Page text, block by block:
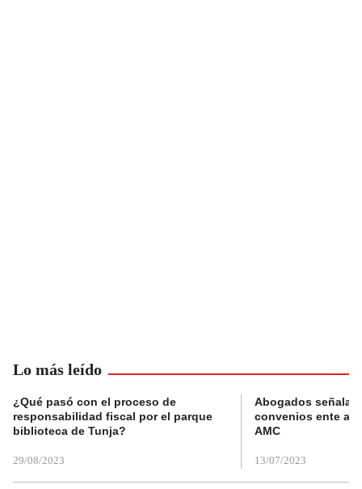
Lo más leído
¿Qué pasó con el proceso de
responsabilidad fiscal por el parque
biblioteca de Tunja?
29/08/2023
Abogados
convenios ente
AMC
13/07/2023